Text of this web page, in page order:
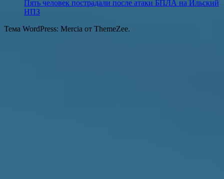
Пять человек пострадали после атаки БПЛА на Ильский
НПЗ
Тема WordPress: Mercia от ThemeZee.